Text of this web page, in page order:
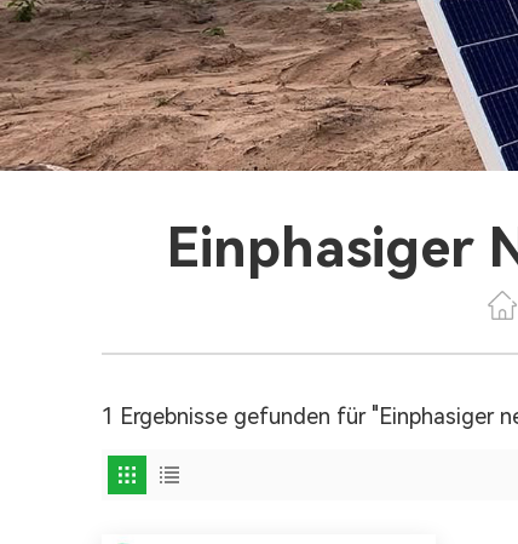
Einphasiger
1 Ergebnisse gefunden für "Einphasiger